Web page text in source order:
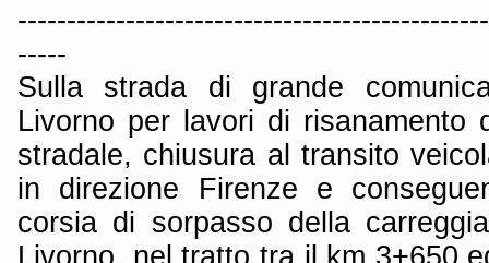
-----
Sulla strada di grande
Livorno per lavori di risanamento
stradale, chiusura al transito
in direzione Firenze e
corsia di sorpasso della
Livorno, nel tratto tra il km 3+650